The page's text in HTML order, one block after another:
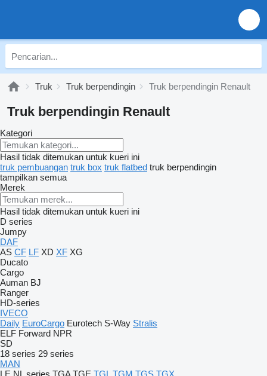
Truk Truk berpendingin Truk berpendingin Renault
Truk berpendingin Renault
Kategori
Hasil tidak ditemukan untuk kueri ini
truk pembuangan truk box truk flatbed truk berpendingin
tampilkan semua
Merek
Hasil tidak ditemukan untuk kueri ini
D series
Jumpy
DAF
AS CF LF XD XF XG
Ducato
Cargo
Auman BJ
Ranger
HD-series
IVECO
Daily EuroCargo Eurotech S-Way Stralis
ELF Forward NPR
SD
18 series 29 series
MAN
LE NL series TGA TGE TGL TGM TGS TGX